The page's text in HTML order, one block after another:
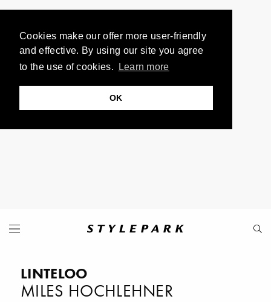
Cookies make our offer more user-friendly
and effective. By using our site you agree
to the use of cookies.
Learn more
OK
LINTELOO
MILES HOCHLEHNER